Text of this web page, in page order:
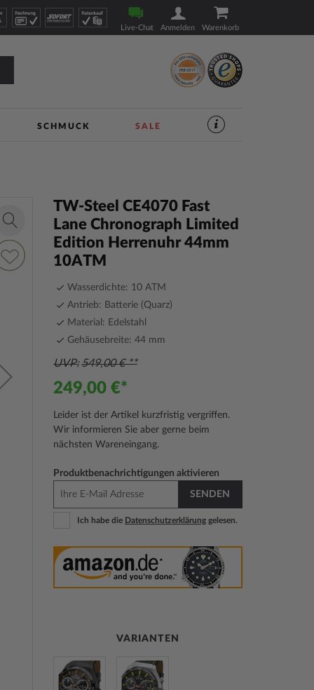
Live-Chat Anmelden Warenkorb
SCHMUCK SALE
SERVICES
Zoom
in
TW-Steel CE4070 Fast
Lane Chronograph Limited
Edition Herrenuhr 44mm
10ATM
Wasserdichte: 10 ATM
Antrieb: Batterie (Quarz)
Material: Edelstahl
Gehäusebreite: 44 mm
UVP 549,00 €
249,00 €
Leider ist der Artikel kurzfristig vergriffen.
Wir informieren Sie aber gerne beim
nächsten Wareneingang.
Produktbenachrichtigungen aktivieren
SENDEN
Ich habe die Datenschutzerklärung gelesen.
VARIANTEN